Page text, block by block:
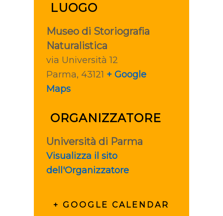
LUOGO
Museo di Storiografia
Naturalistica
via Università 12
Parma, 43121 + Google
Maps
ORGANIZZATORE
Università di Parma
Visualizza il sito
dell'Organizzatore
+ GOOGLE CALENDAR